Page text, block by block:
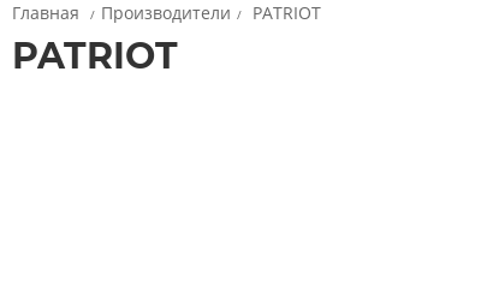
Главная / Производители / PATRIOT
PATRIOT